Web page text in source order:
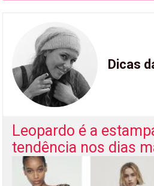
Dicas
Leopardo é a
tendência nos dias